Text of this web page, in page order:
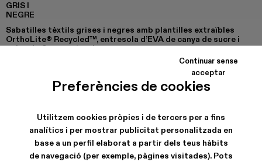
Preferències de cookies
Utilitzem cookies pròpies i de tercers per a fins
analítics i per mostrar publicitat personalitzada en
base a un perfil elaborat a partir dels teus hàbits
de navegació (per exemple, pàgines visitades). Pots
Continuar sense
acceptar
GRIS I
NEGRE
Sabatilles tèxtils grises i negres amb plantilles extraïbles
OrthoLite® Recycled™, entresola d’EVA de canya de sucre i
soles de Goma natural.